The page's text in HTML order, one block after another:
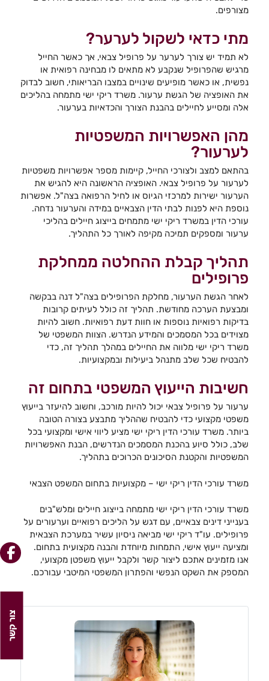
צור קשר
מצורפים.
מתי כדאי לשקול לערער?
לא תמיד יש צורך לערער על פרופיל צבאי, אך כאשר החייל
מרגיש שהפרופיל שנקבע לא מתאים לו מבחינה רפואית או
נפשית, או כאשר מופיעים שינויים במצבו הבריאותי, חשוב לבדוק
את האופציה של הגשת ערעור. משרד ריקי ישי מתמחה בהליכים
אלה ומסייע לחיילים בהבנת הצורך והכדאיות בערעור.
מהן האפשרויות המשפטיות
לערעור?
בהתאם למצב ולצורכי החייל, קיימות מספר אפשרויות משפטיות
לערעור על פרופיל צבאי. האופציה הראשונה היא להגיש את
הערעור ישירות למרכזי הגיוס או לחיל הרפואה בצה"ל. אפשרות
נוספת היא לפנות לבתי הדין הצבאיים במידה והערעור נדחה.
עורכי הדין במשרד ריקי ישי מתמחים בייצוג חיילים בהליכי
ערעור ומספקים תמיכה מקיפה לאורך כל התהליך.
תהליך קבלת ההחלטה ממחלקת
פרופילים
לאחר הגשת הערעור, מחלקת הפרופילים בצה"ל דנה בבקשה
ומבצעת הערכה מחודשת. תהליך זה כולל לעיתים קרובות
בדיקות רפואיות נוספות או חוות דעת רפואיות. חשוב להיות
מצוידים בכל המסמכים והמידע הנדרש. הצוות המשפטי של
משרד ריקי ישי מלווה את החיילים במהלך תהליך זה, כדי
להבטיח שכל שלב מתנהל ביעילות ובמקצועיות.
חשיבות הייעוץ המשפטי בתחום זה
ערעור על פרופיל צבאי יכול להיות מורכב, וחשוב להיעזר בייעוץ
משפטי מקצועי כדי להבטיח שההליך מתבצע בצורה הטובה
ביותר. משרד עורכי הדין ריקי ישי מציע ליווי אישי ומקצועי בכל
שלב, כולל סיוע בהכנת המסמכים הנדרשים, הבנת האפשרויות
המשפטיות והקטנת הסיכונים הכרוכים בתהליך.
משרד עורכי הדין ריקי ישי – מקצועיות בתחום המשפט הצבאי
משרד עורכי הדין ריקי ישי מתמחה בייצוג חיילים ומלש"בים
בענייני דינים צבאיים, עם דגש על הליכים רפואיים וערעורים על
פרופילים. עו"ד ריקי ישי מביאה ניסיון עשיר במערכת הצבאית
ומציעה ייעוץ אישי, התמחות מיוחדת והבנה מקצועית בתחום.
אנו מזמינים אתכם ליצור קשר ולקבל ייעוץ משפטן מקצועי,
המספק את השקט הנפשי והפתרון המשפטי המיטבי עבורכם.